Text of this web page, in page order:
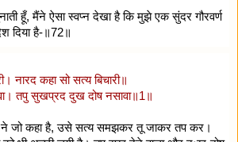
हूँ, मैंने ऐसा स्वप्न देखा है कि मुझे एक सुंदर गौरवर्ण
दिया है-॥72॥
नारद कहा सो सत्य बिचारी॥
तपु सुखप्रद दुख दोष नसावा॥1॥
ने जो कहा है, उसे सत्य समझकर तू जाकर तप कर।